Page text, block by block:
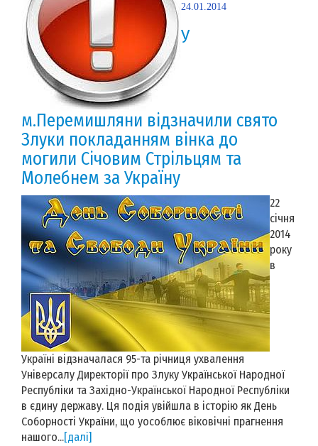
24.01.2014
У
м.Перемишляни відзначили свято
Злуки покладанням вінка до
могили Cічовим Стрільцям та
Молебнем за Україну
22
січня
2014
року
в
Україні відзначалася 95-та річниця ухвалення
Універсалу Директорії про Злуку Української Народної
Республіки та Західно-Української Народної Республіки
в єдину державу. Ця подія увійшла в історію як День
Соборності України, що уособлює віковічні прагнення
нашого...[далі]